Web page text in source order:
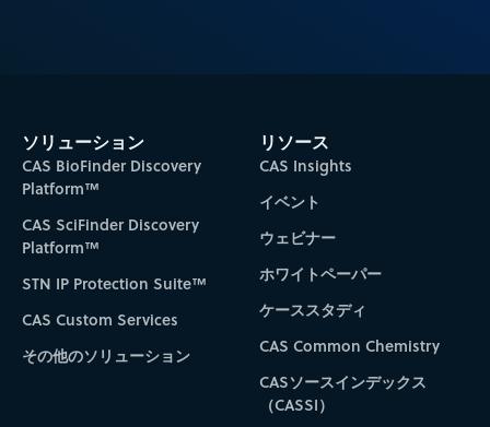
ソリューション
CAS BioFinder Discovery
Platform™
CAS SciFinder Discovery
Platform™
STN IP Protection Suite™
CAS Custom Services
その他のソリューション
リソース
CAS Insights
イベント
ウェビナー
ホワイトペーパー
ケーススタディ
CAS Common Chemistry
CASソースインデックス
（CASSI）